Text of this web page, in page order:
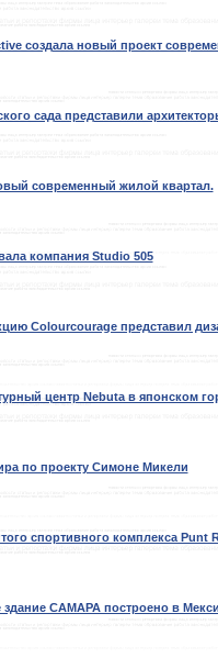
создала новый проект
сада представили
современный жилой квартал.
компания Studio 505
Colourcourage представил
центр Nebuta в японском
по проекту Симоне Микели
спортивного комплекса Punt
САМАРА построено в